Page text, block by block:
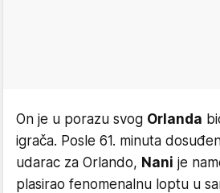
On je u porazu svog Orlanda
igrača. Posle 61. minuta
udarac za Orlando, Nani je
plasirao fenomenalnu loptu u